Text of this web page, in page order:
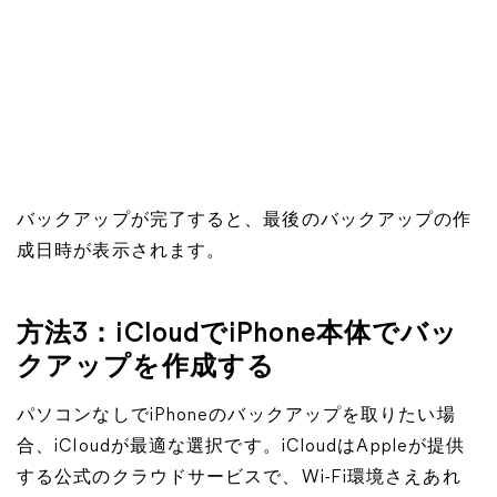
バックアップが完了すると、最後のバックアップの作
成日時が表示されます。
方法3：iCloudでiPhone本体でバッ
クアップを作成する
パソコンなしでiPhoneのバックアップを取りたい場
合、iCloudが最適な選択です。iCloudはAppleが提供
する公式のクラウドサービスで、Wi-Fi環境さえあれ